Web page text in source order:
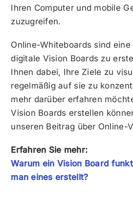
Ihren Computer und mobile
zuzugreifen.
Online-Whiteboards sind
digitale Vision Boards zu
Ihnen dabei, Ihre Ziele zu
regelmäßig auf sie zu
mehr darüber erfahren
Vision Boards erstellen
unseren Beitrag über Online-
Erfahren Sie mehr:
Warum ein Vision Board
man eines erstellt?